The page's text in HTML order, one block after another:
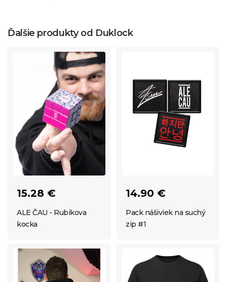
Ďalšie produkty od Duklock
15.28 €
ALE ČAU - Rubikova
kocka
14.90 €
Pack nášiviek na suchý
zip #1